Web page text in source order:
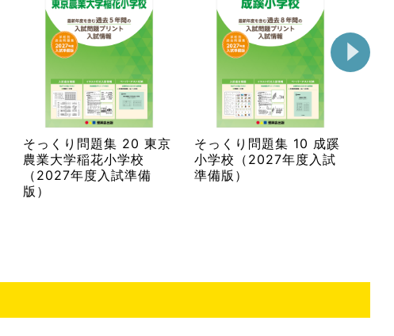
そっくり問題集 10 成蹊
小学校（2027年度入試
準備版）
そっくり問題集 22 東洋
英和女学院小学部
（2027年度入試準備